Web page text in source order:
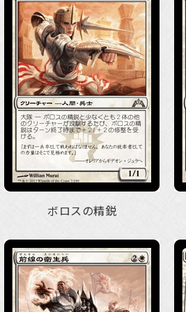
ボロスの精鋭